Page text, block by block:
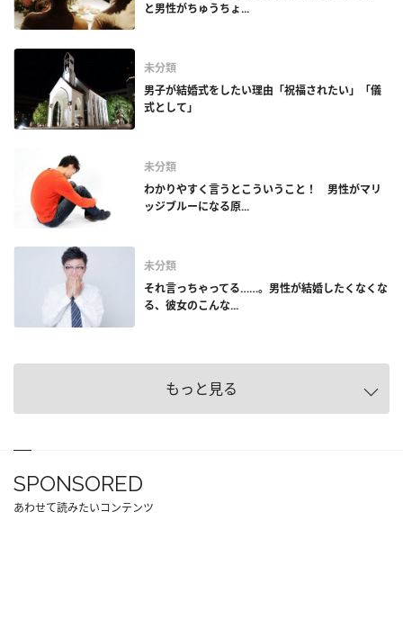
と男性がちゅうちょ...
未分類
男子が結婚式をしたい理由「祝福されたい」「儀
式として」
未分類
わかりやすく言うとこういうこと！ 男性がマリ
ッジブルーになる原...
未分類
それ言っちゃってる……。男性が結婚したくなくな
る、彼女のこんな...
もっと見る
SPONSORED
あわせて読みたいコンテンツ